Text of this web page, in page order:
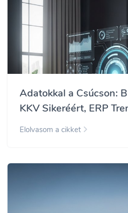
Adatokkal a Csúcson:
KKV Sikeréért, ERP
Elolvasom a cikket